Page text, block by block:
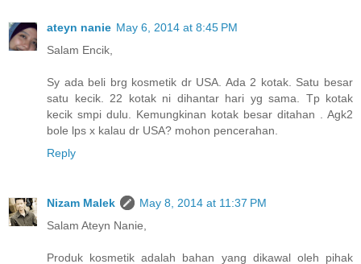
ateyn nanie May 6, 2014 at 8:45 PM
Salam Encik,
Sy ada beli brg kosmetik dr USA. Ada 2 kotak. Satu besar
satu kecik. 22 kotak ni dihantar hari yg sama. Tp kotak
kecik smpi dulu. Kemungkinan kotak besar ditahan . Agk2
bole lps x kalau dr USA? mohon pencerahan.
Reply
Nizam Malek
May 8, 2014 at 11:37 PM
Salam Ateyn Nanie,
Produk kosmetik adalah bahan yang dikawal oleh pihak